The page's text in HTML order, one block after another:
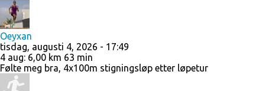
Oeyxan
tisdag, augusti 4, 2026 - 17:49
4 aug: 6,00 km 63 min
Følte meg bra, 4x100m stigningsløp etter løpetur